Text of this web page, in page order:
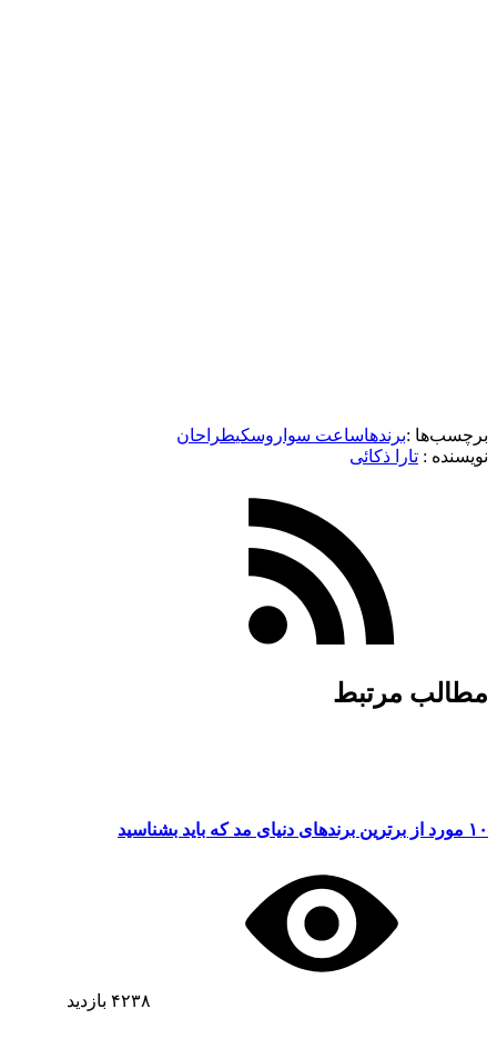
برچسب‌ها :برندهاساعت سواروسکیطراحان
نویسنده :‌ تارا ذکائی
مطالب مرتبط
۱۰ مورد از برترین برندهای دنیای مد که باید بشناسید
۴۲۳۸ بازدید